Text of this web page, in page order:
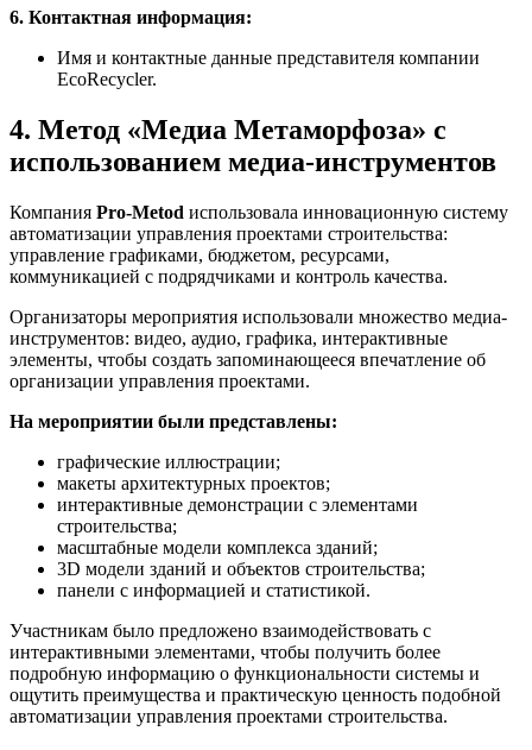
6. Контактная информация:
Имя и контактные данные представителя компании
EcoRecycler.
4. Метод «Медиа Метаморфоза» с
использованием медиа-инструментов
Компания Pro-Metod использовала инновационную систему
автоматизации управления проектами строительства:
управление графиками, бюджетом, ресурсами,
коммуникацией с подрядчиками и контроль качества.
Организаторы мероприятия использовали множество медиа-
инструментов: видео, аудио, графика, интерактивные
элементы, чтобы создать запоминающееся впечатление об
организации управления проектами.
На мероприятии были представлены:
графические иллюстрации;
макеты архитектурных проектов;
интерактивные демонстрации с элементами
строительства;
масштабные модели комплекса зданий;
3D модели зданий и объектов строительства;
панели с информацией и статистикой.
Участникам было предложено взаимодействовать с
интерактивными элементами, чтобы получить более
подробную информацию о функциональности системы и
ощутить преимущества и практическую ценность подобной
автоматизации управления проектами строительства.